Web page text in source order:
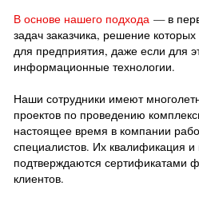
В основе нашего подхода — в
задач заказчика, решение
для предприятия, даже если для
информационные технологии.
Наши сотрудники имеют
проектов по проведению
настоящее время в компании
специалистов. Их квалификация
подтверждаются сертификатами
клиентов.